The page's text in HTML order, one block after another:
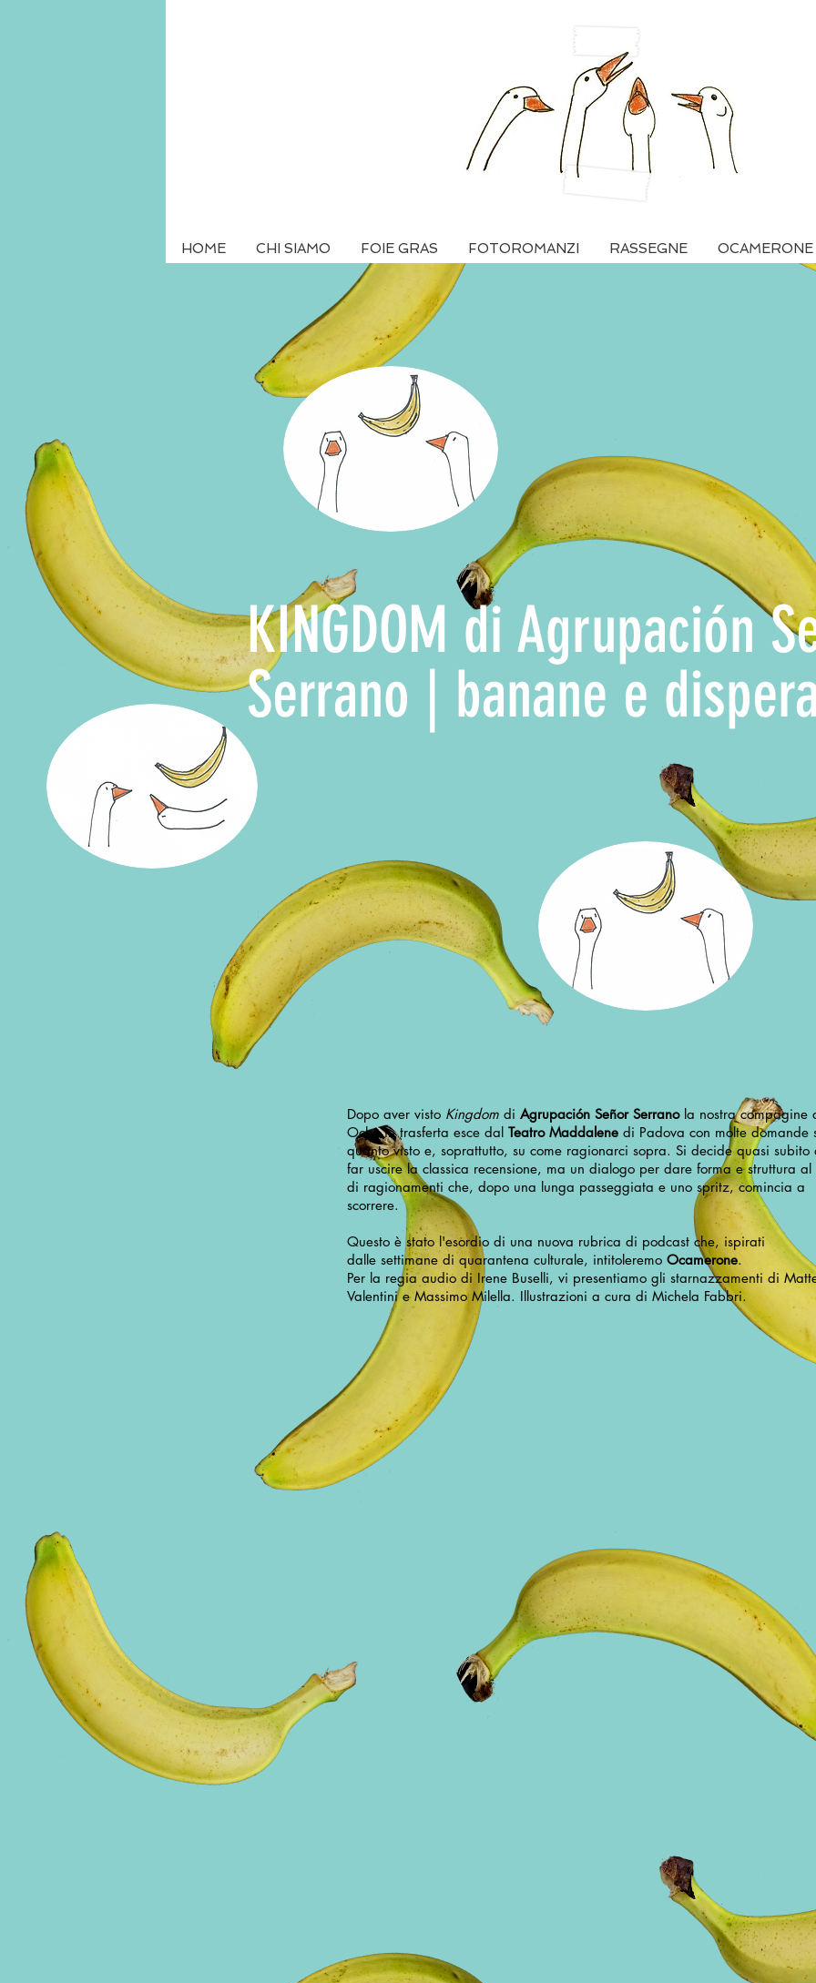
HOME CHI SIAMO FOIE GRAS FOTOROMANZI RASSEGNE OCAMERONE
KINGDOM di Agrupación
Serrano | banane e
Dopo aver visto Kingdom di Agrupación Señor Serranola nostra compagine
Oche in trasferta esce dal Teatro Maddalene di Padova con molte domande
quanto visto e, soprattutto, su come ragionarci sopra. Si decide quasi subito
far uscire la classica recensione, ma un dialogo per dare forma e struttura al
di ragionamenti che, dopo una lunga passeggiata e uno spritz, comincia a
scorrere.
Questo è stato l'esordio di una nuova rubrica di podcast che, ispirati
dalle settimane di quarantena culturale, intitoleremo Ocamerone.
Per la regia audio di Irene Buselli, vi presentiamo gli starnazzamenti di
Valentini e Massimo Milella. Illustrazioni a cura di Michela Fabbri.